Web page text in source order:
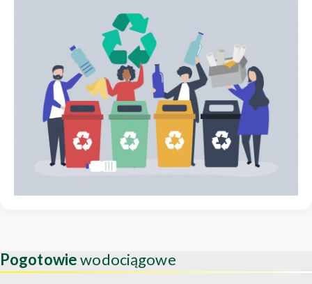
Pogotowiewodociągowe